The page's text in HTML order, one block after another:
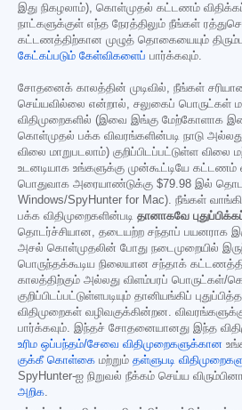
இது நிகழலாம்), கொள்முதல் கட்டணம்
நாட்களுக்குள் எந்த நேரத்திலும் நீங்கள்
கட்டணத்திற்கான முழுத் தொகையையும்
கேட்கப்படும் கேள்விகளைப் பார்க்கவும்.
சோதனைக் காலத்தின் முடிவில், நீங்கள்
செய்யவில்லை என்றால், சலுகைப் பொருட்கள்
விதிமுறைகளில் (இவை இங்கு மேற்கோளாக
கொள்முதல் பக்க விவரங்களின்படி நாடு
விலை மாறுபடலாம்) குறிப்பிடப்பட்டுள்ள விலை
உடனடியாக உங்களுக்கு முன்கூட்டியே கட்டணம்
பொதுவாக அரையாண்டுக்கு $79.98 இல்
Windows/SpyHunter for Mac). நீங்கள்
பக்க விதிமுறைகளின்படி தானாகவே
தொடர்ச்சியான, தடையற்ற சந்தாப் பயனராக
அசல் கொள்முதலின் போது நடைமுறையில்
பொருந்தக்கூடிய நிலையான சந்தாக்
காலத்திற்கும் அல்லது விளம்பரப் பொருட்கள்/
குறிப்பிடப்பட்டுள்ளபடியும் தானியங்கிப்
விதிமுறைகள் வழிவகுக்கின்றன.
பார்க்கவும். இந்தச் சோதனையானது இந்த
உரிம ஒப்பந்தம்/சேவை விதிமுறைகளுக்கான
குக்கீ கொள்கை மற்றும் தள்ளுபடி
SpyHunter-ஐ நிறுவல் நீக்கம் செய்ய
அறிக.